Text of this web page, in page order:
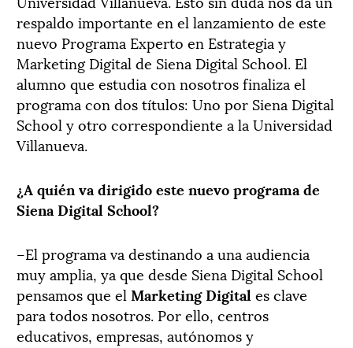
respaldo importante en el lanzamiento de este
nuevo Programa Experto en Estrategia y
Marketing Digital de Siena Digital School. El
alumno que estudia con nosotros finaliza el
programa con dos títulos: Uno por Siena Digital
School y otro correspondiente a la Universidad
Villanueva.
¿A quién va dirigido este nuevo programa de
Siena Digital School?
–El programa va destinando a una audiencia
muy amplia, ya que desde Siena Digital School
pensamos que el Marketing Digital es clave
para todos nosotros. Por ello, centros
educativos, empresas, autónomos y